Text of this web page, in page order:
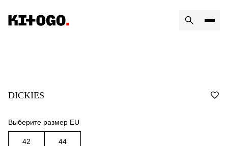
DICKIES
Выберите размер EU
42 44